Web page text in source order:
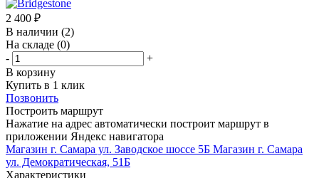
2 400 ₽
В наличии (2)
На складе (0)
-
+
В корзину
Купить в 1 клик
Позвонить
Построить маршрут
Нажатие на адрес автоматически построит маршрут в
приложении Яндекс навигатора
Магазин г. Самара ул. Заводское шоссе 5Б Магазин г. Самара
ул. Демократическая, 51Б
Характеристики